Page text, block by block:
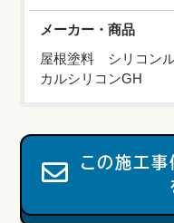
メーカー・商品
屋根塗料 シリコン
カルシリコンGH
この施工